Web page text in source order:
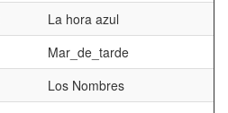
La hora azul
Mar_de_tarde
Los Nombres